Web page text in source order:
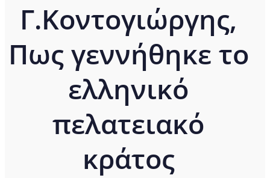
Γ.Κοντογιώργης,
Πως γεννήθηκε το
ελληνικό
πελατειακό
κράτος